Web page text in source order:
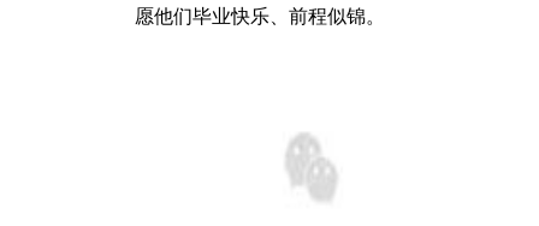
愿他们毕业快乐、前程似锦。